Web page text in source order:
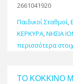
2661041920
Παιδικοί Σταθμοί,
ΚΕΡΚΥΡΑ,ΝΗΣΙΑ
περισσότερα
ΤΟ ΚΟΚΚΙΝΟ